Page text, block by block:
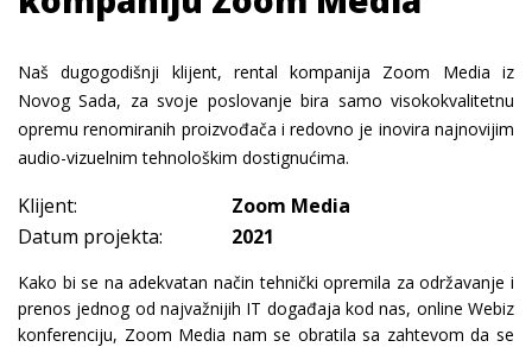
Naš dugogodišnji klijent, rental kompanija Zoom Media iz
Novog Sada, za svoje poslovanje bira samo visokokvalitetnu
opremu renomiranih proizvođača i redovno je inovira najnovijim
audio-vizuelnim tehnološkim dostignućima.
Klijent:
Zoom Media
Datum projekta:
2021
Kako bi se na adekvatan način tehnički opremila za održavanje i
prenos jednog od najvažnijih IT događaja kod nas, online Webiz
konferenciju, Zoom Media nam se obratila sa zahtevom da se